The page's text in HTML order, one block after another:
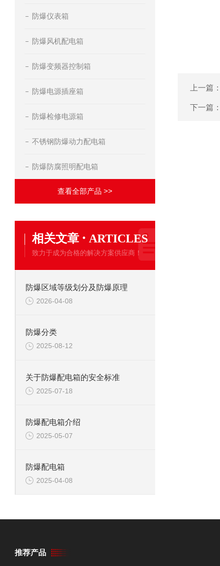
防爆仪表箱
防爆风机配电箱
防爆变频器控制箱
防爆电源插座箱
防爆检修电源箱
不锈钢防爆动力配电箱
防爆防腐照明配电箱
查看全部产品 >>
相关文章 · ARTICLES
致力于成为合格的解决方案供应商！
防爆区域等级划分及防爆原理
2026-04-08
防爆分类
2025-08-12
关于防爆配电箱的安全标准
2025-07-18
防爆配电箱介绍
2025-05-07
防爆配电箱
2025-04-08
上一篇
下一篇
推荐产品